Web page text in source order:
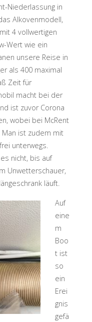
Niederlassung in
Alkovenmodell,
4 vollwertigen
Wert wie ein
unsere Reise in
als 400 maximal
Zeit für
macht bei der
ist zuvor Corona
wobei bei McRent
Man ist zudem mit
unterwegs.
nicht, bis auf
Unwetterschauer,
läuft.
Auf
eine
m
Boo
t ist
so
ein
Erei
gnis
gefä